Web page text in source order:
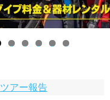
0 1 2 3 4
ツアー報告